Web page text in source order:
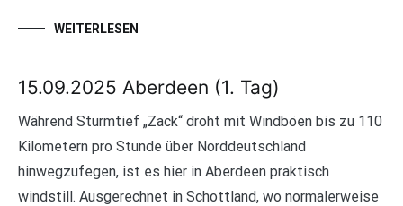
WEITERLESEN
15.09.2025 Aberdeen (1. Tag)
Während Sturmtief „Zack“ droht mit Windböen bis zu 110
Kilometern pro Stunde über Norddeutschland
hinwegzufegen, ist es hier in Aberdeen praktisch
windstill. Ausgerechnet in Schottland, wo normalerweise